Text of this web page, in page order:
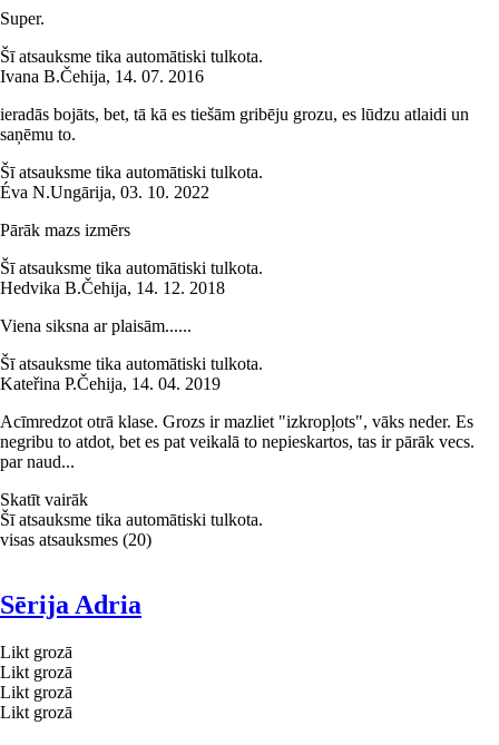
Super.
Šī atsauksme tika automātiski tulkota.
Ivana B.Čehija, 14. 07. 2016
ieradās bojāts, bet, tā kā es tiešām gribēju grozu, es lūdzu atlaidi un
saņēmu to.
Šī atsauksme tika automātiski tulkota.
Éva N.Ungārija, 03. 10. 2022
Pārāk mazs izmērs
Šī atsauksme tika automātiski tulkota.
Hedvika B.Čehija, 14. 12. 2018
Viena siksna ar plaisām......
Šī atsauksme tika automātiski tulkota.
Kateřina P.Čehija, 14. 04. 2019
Acīmredzot otrā klase. Grozs ir mazliet "izkropļots", vāks neder. Es
negribu to atdot, bet es pat veikalā to nepieskartos, tas ir pārāk vecs.
par naud...
Skatīt vairāk
Šī atsauksme tika automātiski tulkota.
visas atsauksmes (20)
Sērija Adria
Likt grozā
Likt grozā
Likt grozā
Likt grozā